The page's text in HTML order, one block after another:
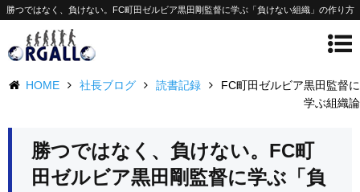
勝つではなく、負けない。FC町田ゼルビア黒田剛監督に学ぶ「負けない組織」の作り方
HOME 社長ブログ 読書記録
FC町田ゼルビア黒田監督に
学ぶ組織論
勝つではなく、負けない。FC町
田ゼルビア黒田剛監督に学ぶ「負